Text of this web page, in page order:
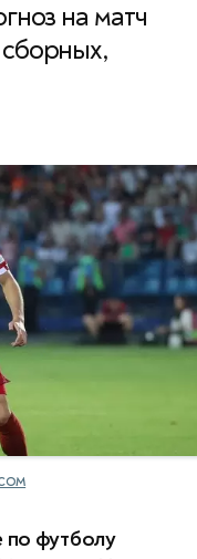
на матч
по футболу